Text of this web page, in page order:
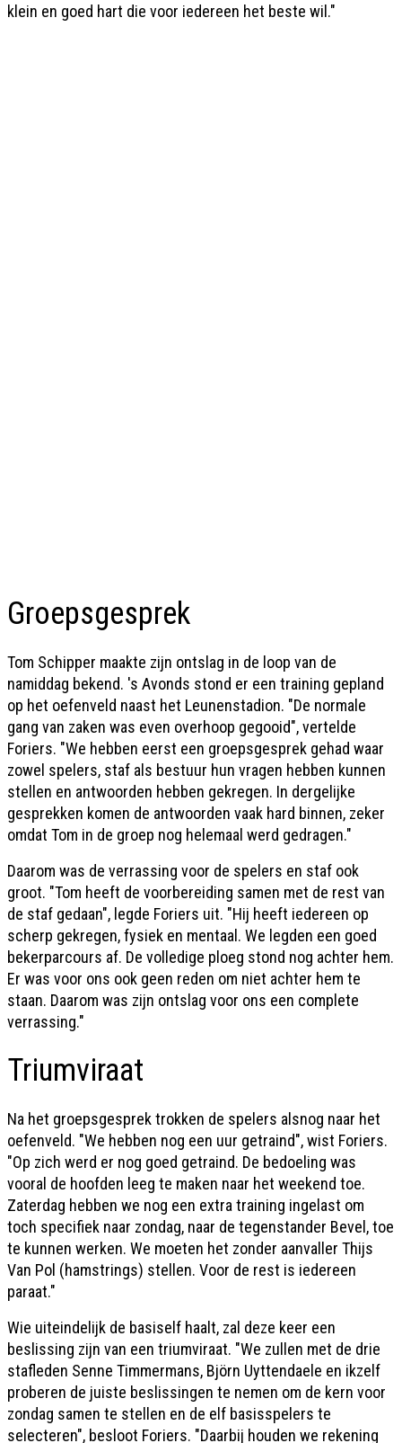
klein en goed hart die voor iedereen het beste wil."
Groepsgesprek
Tom Schipper maakte zijn ontslag in de loop van de
namiddag bekend. 's Avonds stond er een training gepland
op het oefenveld naast het Leunenstadion. "De normale
gang van zaken was even overhoop gegooid", vertelde
Foriers. "We hebben eerst een groepsgesprek gehad waar
zowel spelers, staf als bestuur hun vragen hebben kunnen
stellen en antwoorden hebben gekregen. In dergelijke
gesprekken komen de antwoorden vaak hard binnen, zeker
omdat Tom in de groep nog helemaal werd gedragen."
Daarom was de verrassing voor de spelers en staf ook
groot. "Tom heeft de voorbereiding samen met de rest van
de staf gedaan", legde Foriers uit. "Hij heeft iedereen op
scherp gekregen, fysiek en mentaal. We legden een goed
bekerparcours af. De volledige ploeg stond nog achter hem.
Er was voor ons ook geen reden om niet achter hem te
staan. Daarom was zijn ontslag voor ons een complete
verrassing."
Triumviraat
Na het groepsgesprek trokken de spelers alsnog naar het
oefenveld. "We hebben nog een uur getraind", wist Foriers.
"Op zich werd er nog goed getraind. De bedoeling was
vooral de hoofden leeg te maken naar het weekend toe.
Zaterdag hebben we nog een extra training ingelast om
toch specifiek naar zondag, naar de tegenstander Bevel, toe
te kunnen werken. We moeten het zonder aanvaller Thijs
Van Pol (hamstrings) stellen. Voor de rest is iedereen
paraat."
Wie uiteindelijk de basiself haalt, zal deze keer een
beslissing zijn van een triumviraat. "We zullen met de drie
stafleden Senne Timmermans, Björn Uyttendaele en ikzelf
proberen de juiste beslissingen te nemen om de kern voor
zondag samen te stellen en de elf basisspelers te
selecteren", besloot Foriers. "Daarbij houden we rekening